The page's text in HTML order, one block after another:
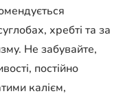
хребті та за
Не забувайте,
постійно
калієм,